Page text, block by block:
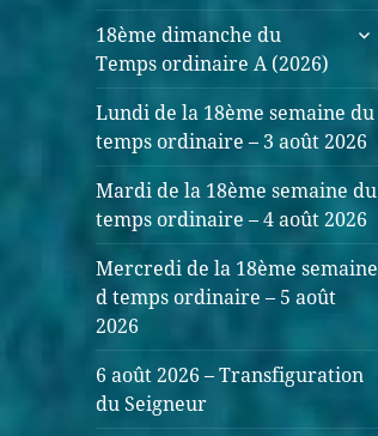
18ème dimanche du
Temps ordinaire A (2026)
Lundi de la 18ème semaine du
temps ordinaire – 3 août 2026
Mardi de la 18ème semaine du
temps ordinaire – 4 août 2026
Mercredi de la 18ème semaine
d temps ordinaire – 5 août
2026
6 août 2026 – Transfiguration
du Seigneur